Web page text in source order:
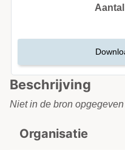
Beschrijving
Niet in de bron opgegeven
Organisatie